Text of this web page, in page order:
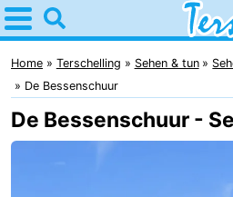
Home
Terschelling
Tipps
Für
Home Terschelling Sehen & tun
De Bessenschuur
De Bessenschuur -